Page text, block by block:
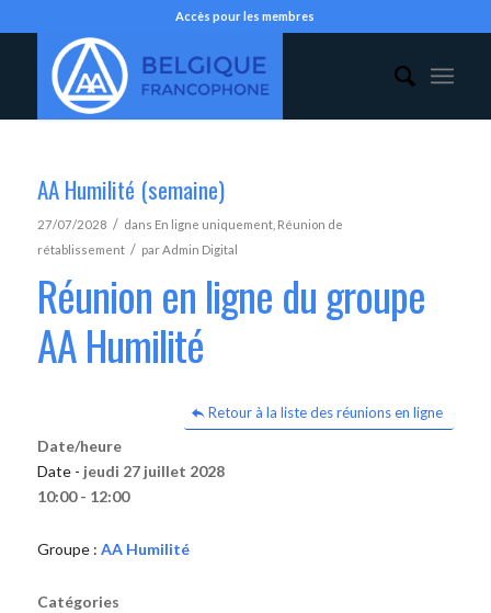
Accès pour les membres
AA Humilité (semaine)
27/07/2028 / dans En ligne uniquement, Réunion de
rétablissement / parAdmin Digital
Réunion en ligne du groupe
AA Humilité
Retour à la liste des réunions en ligne
Date/heure
Date - jeudi 27 juillet 2028
10:00 - 12:00
Groupe : AA Humilité
Catégories